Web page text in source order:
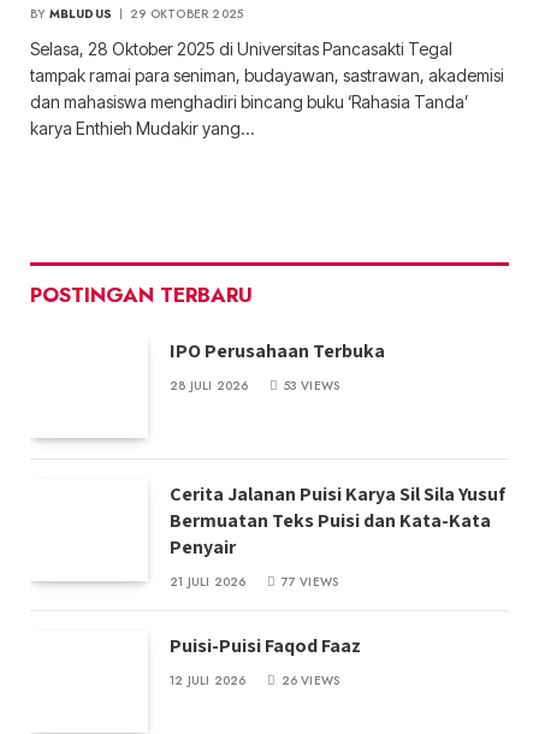
BY MBLUDUS 29 OKTOBER 2025
Selasa, 28 Oktober 2025 di Universitas Pancasakti Tegal
tampak ramai para seniman, budayawan, sastrawan, akademisi
dan mahasiswa menghadiri bincang buku ‘Rahasia Tanda’
karya Enthieh Mudakir yang…
POSTINGAN TERBARU
IPO Perusahaan Terbuka
28 JULI 2026 53VIEWS
Cerita Jalanan Puisi Karya Sil Sila Yusuf
Bermuatan Teks Puisi dan Kata-Kata
Penyair
21 JULI 2026 77VIEWS
Puisi-Puisi Faqod Faaz
12 JULI 2026 26VIEWS